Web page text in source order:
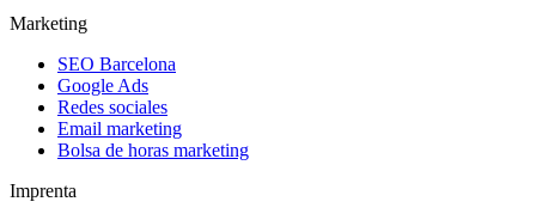
Marketing
SEO Barcelona
Google Ads
Redes sociales
Email marketing
Bolsa de horas marketing
Imprenta